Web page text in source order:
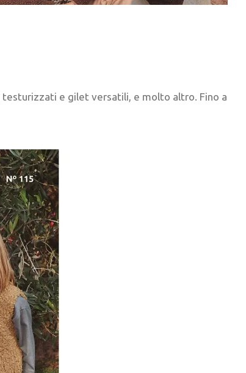
e gilet versatili, e molto altro. Fino a